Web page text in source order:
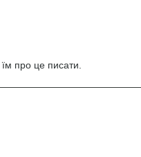
про це писати.